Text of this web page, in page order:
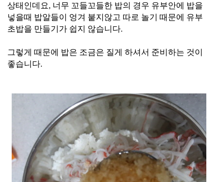
상태인데요, 너무 꼬들꼬들한 밥의 경우 유부안에 밥을
넣을때 밥알들이 엉겨 붙지않고 따로 놀기 때문에 유부
초밥을 만들기가 쉽지 않습니다.
그렇게 때문에 밥은 조금은 질게 하셔서 준비하는 것이
좋습니다.